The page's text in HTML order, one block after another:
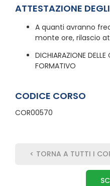
ATTESTAZIONE
A quanti avranno
monte ore, rilascio
DICHIARAZIONE
FORMATIVO
CODICE CORSO
COR00570
< TORNA A TUTTI I